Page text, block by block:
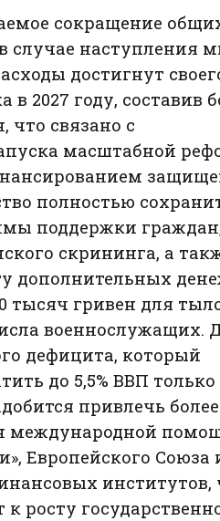
сокращение
случае наступления
достигнут
в 2027 году, составив
что связано с
масштабной
полностью
поддержки
скрининга, а
дополнительных
тысяч гривен для
военнослужащих.
дефицита, который
до 5,5% ВВП только
привлечь
международной
Европейского Союза
институтов,
росту